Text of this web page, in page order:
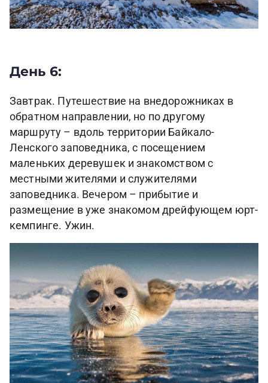
День 6:
Завтрак. Путешествие на внедорожниках в
обратном направлении, но по другому
маршруту – вдоль территории Байкало-
Ленского заповедника, с посещением
маленьких деревушек и знакомством с
местными жителями и служителями
заповедника. Вечером – прибытие и
размещение в уже знакомом дрейфующем юрт-
кемпинге. Ужин.